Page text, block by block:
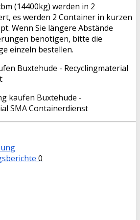
(14400kg) werden in 2
es werden 2 Container in kurzen
Wenn Sie längere Abstände
benötigen, bitte die
einzeln bestellen.
0